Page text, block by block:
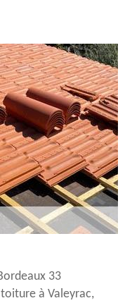
33
à Valeyrac,